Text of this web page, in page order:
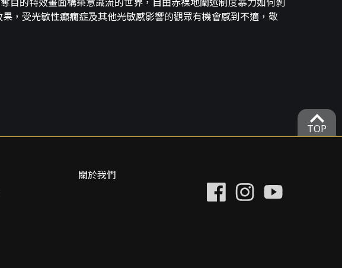
，受光敏性癲癇症及其他光敏感影響的觀眾有機會感到不適，敬
expand_more
TOP
關於我們